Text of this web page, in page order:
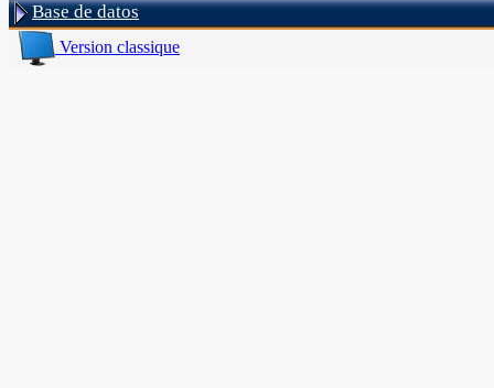
Base de datos
Version classique